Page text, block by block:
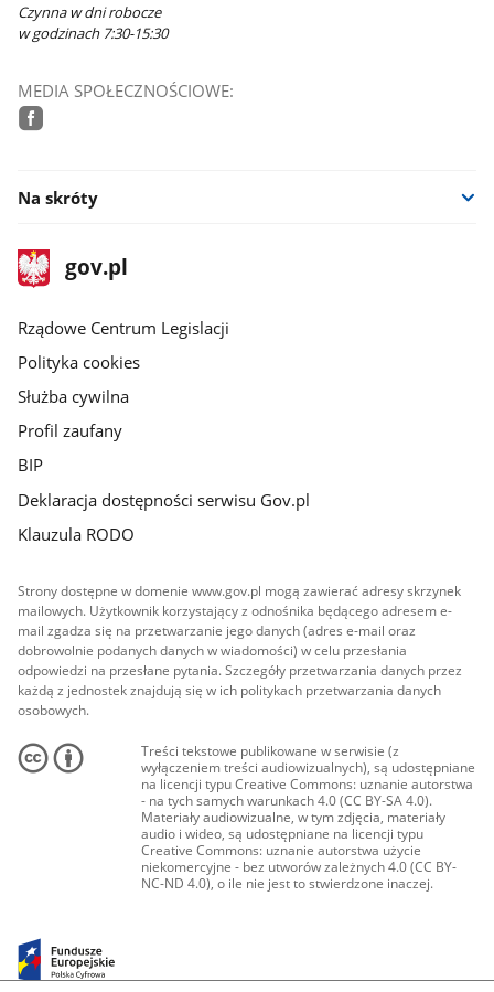
Czynna w dni robocze
w godzinach 7:30-15:30
MEDIA SPOŁECZNOŚCIOWE:
Na skróty
stopka
gov.plStrona
gov.pl
Rządowe Centrum Legislacji
Polityka cookies
Służba cywilna
Profil zaufany
BIP
Deklaracja dostępności serwisu Gov.pl
Klauzula RODO
Strony dostępne w domenie www.gov.pl mogą zawierać adresy skrzynek
mailowych. Użytkownik korzystający z odnośnika będącego adresem e-
mail zgadza się na przetwarzanie jego danych (adres e-mail oraz
dobrowolnie podanych danych w wiadomości) w celu przesłania
odpowiedzi na przesłane pytania. Szczegóły przetwarzania danych przez
każdą z jednostek znajdują się w ich politykach przetwarzania danych
osobowych.
Treści tekstowe publikowane w serwisie (z
wyłączeniem treści audiowizualnych), są udostępniane
na licencji typu Creative Commons: uznanie autorstwa
- na tych samych warunkach 4.0 (CC BY-SA 4.0).
Materiały audiowizualne, w tym zdjęcia, materiały
audio i wideo, są udostępniane na licencji typu
Creative Commons: uznanie autorstwa użycie
niekomercyjne - bez utworów zależnych 4.0 (CC BY-
NC-ND 4.0), o ile nie jest to stwierdzone inaczej.